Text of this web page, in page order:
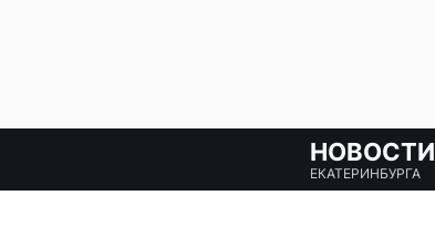
НОВОСТИ
ЕКАТЕРИНБУРГА